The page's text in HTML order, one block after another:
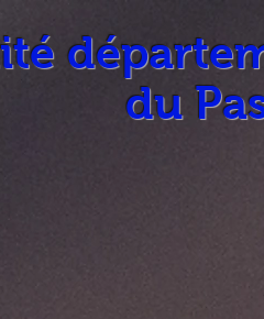
du